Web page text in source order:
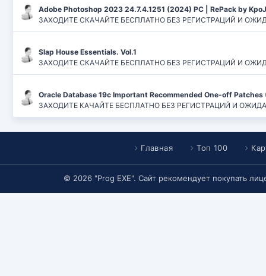
Adobe Photoshop 2023 24.7.4.1251 (2024) PC | RePack by
ЗАХОДИТЕ СКАЧАЙТЕ БЕСПЛАТНО БЕЗ РЕГИСТРАЦИЙ И
Slap House Essentials. Vol.1
ЗАХОДИТЕ СКАЧАЙТЕ БЕСПЛАТНО БЕЗ РЕГИСТРАЦИЙ И
Oracle Database 19c Important Recommended One-off Patches
ЗАХОДИТЕ КАЧАЙТЕ БЕСПЛАТНО БЕЗ РЕГИСТРАЦИЙ И
Главная Топ 100
© 2026 "Prog EXE". Сайт рекомендует покупать